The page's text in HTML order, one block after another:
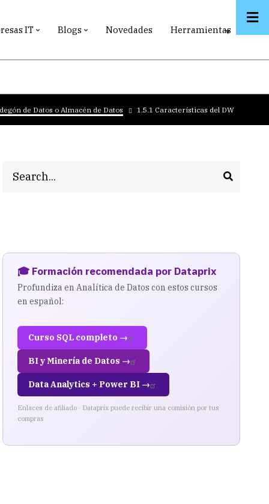
IT Blogs Novedades Herramientas
de Datos o Almacén de Datos 1.5.1 Características del DW
🎓 Formación recomendada por Dataprix
Profundiza en Analítica de Datos con estos cursos
en español:
Curso SQL completo →
BI y Minería de Datos →
Data Analytics + Power BI →
Enlaces de afiliado · Dataprix puede recibir una comisión por tus
compras